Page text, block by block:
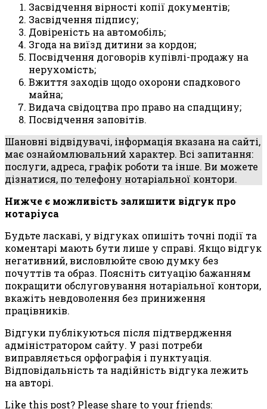
Засвідчення вірності копії документів;
Засвідчення підпису;
Довіреність на автомобіль;
Згода на виїзд дитини за кордон;
Посвідчення договорів купівлі-продажу на
нерухомість;
Вжиття заходів щодо охорони спадкового
майна;
Видача свідоцтва про право на спадщину;
Посвідчення заповітів.
Шановні відвідувачі, інформація вказана на сайті,
має ознайомлювальний характер. Всі запитання:
послуги, адреса, графік роботи та інше. Ви можете
дізнатися, по телефону нотаріальної контори.
Нижче є можливість залишити відгук про
нотаріуса
Будьте ласкаві, у відгуках опишіть точні події та
коментарі мають бути лише у справі. Якщо відгук
негативний, висловлюйте свою думку без
почуттів та образ. Поясніть ситуацію бажанням
покращити обслуговування нотаріальної контори,
вкажіть невдоволення без приниження
працівників.
Відгуки публікуються після підтвердження
адміністратором сайту. У разі потреби
виправляється орфографія і пунктуація.
Відповідальність та надійність відгука лежить
на авторі.
Like this post? Please share to your friends: